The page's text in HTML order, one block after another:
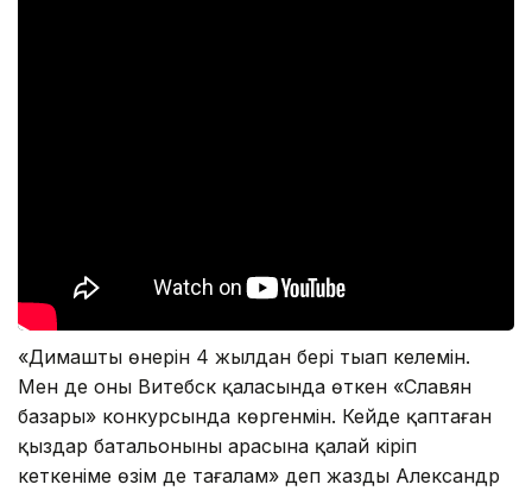
«Димаштың өнерін 4 жылдан бері тыңап келемін.
Мен де оны Витебск қаласында өткен «Славян
базары» конкурсында көргенмін. Кейде қаптаған
қыздар батальонының арасына қалай кіріп
кеткеніме өзім де таңғалам» деп жазды Александр